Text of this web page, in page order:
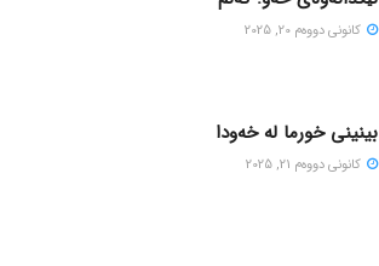
كانونی دووه‌م 20, 2025
بینینی خورما لە خەودا
كانونی دووه‌م 21, 2025